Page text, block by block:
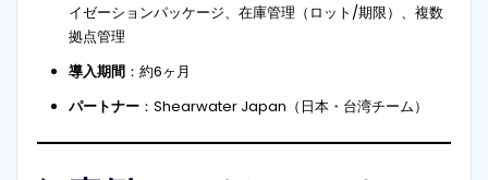
イゼーションパッケージ、在庫管理（ロット/期限）、複数
拠点管理
導入期間 ：約6ヶ月
パートナー ：Shearwater Japan（日本・台湾チーム）